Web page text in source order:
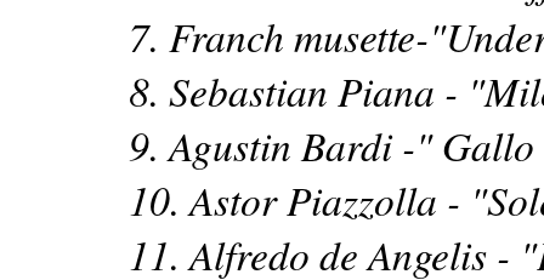
7. Franch musette-
8. Sebastian Piana -
9. Agustin Bardi -"
10. Astor Piazzolla -
11. Alfredo de Angelis -